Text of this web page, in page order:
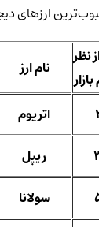
نام ارز
نظر
سولانا